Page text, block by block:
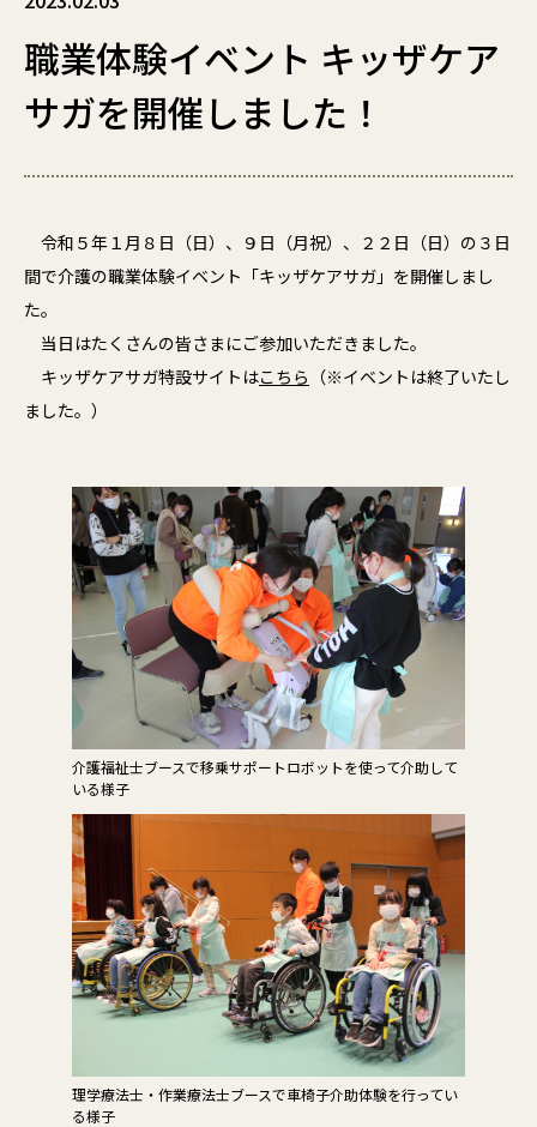
職業体験イベント キッザケア
サガを開催しました！
令和５年１月８日（日）、９日（月祝）、２２日（日）の３日
間で介護の職業体験イベント「キッザケアサガ」を開催しまし
た。
当日はたくさんの皆さまにご参加いただきました。
キッザケアサガ特設サイトはこちら （※イベントは終了いたし
ました。）
介護福祉士ブースで移乗サポートロボットを使って介助して
いる様子
理学療法士・作業療法士ブースで車椅子介助体験を行ってい
る様子